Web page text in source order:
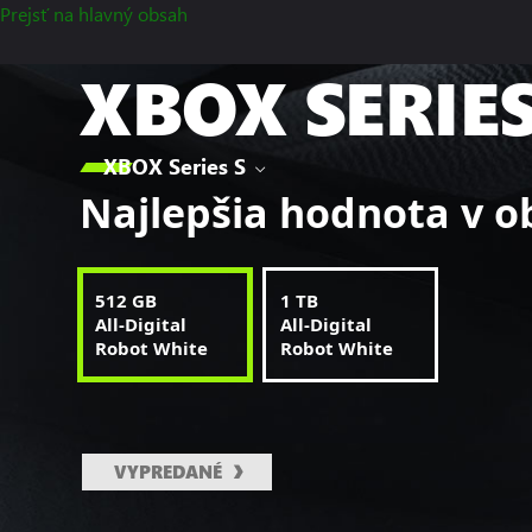
Prejsť na hlavný obsah
XBOX Series S
XBOX

Najlepšia hodnota v
512 GB
All-Digital
Robot White
1 TB
All-Digital
Robot White
VYPREDANÉ